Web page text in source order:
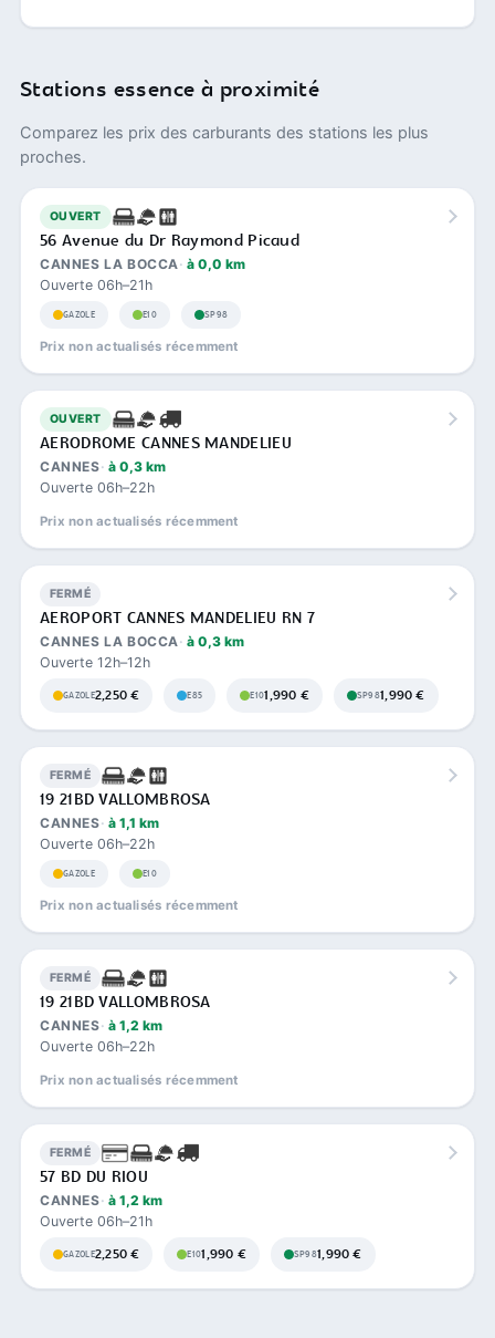
Stations essence à proximité
Comparez les prix des carburants des stations les plus
proches.
OUVERT
56 Avenue du Dr Raymond Picaud
CANNES LA BOCCA à 0,0 km
Ouverte 06h–21h
GAZOLE E10 SP98
Prix non actualisés récemment
OUVERT
AERODROME CANNES MANDELIEU
CANNES à 0,3 km
Ouverte 06h–22h
Prix non actualisés récemment
FERMÉ
AEROPORT CANNES MANDELIEU RN 7
CANNES LA BOCCA à 0,3 km
Ouverte 12h–12h
GAZOLE2,250 € E85 E101,990 € SP981,990 €
FERMÉ
19 21BD VALLOMBROSA
CANNES à 1,1 km
Ouverte 06h–22h
GAZOLE E10
Prix non actualisés récemment
FERMÉ
19 21BD VALLOMBROSA
CANNES à 1,2 km
Ouverte 06h–22h
Prix non actualisés récemment
FERMÉ
57 BD DU RIOU
CANNES à 1,2 km
Ouverte 06h–21h
GAZOLE2,250 € E101,990 € SP981,990 €